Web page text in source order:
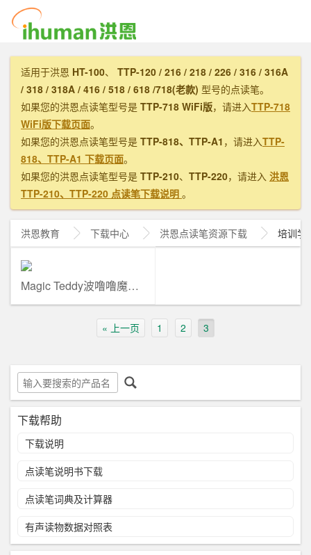
适用于洪恩 HT-100、 TTP-120 / 216 / 218 / 226 / 316 / 316A
/ 318 / 318A / 416 / 518 / 618 /718(老款) 型号的点读笔。
如果您的洪恩点读笔型号是 TTP-718 WiFi版，请进入TTP-718
WiFi版下载页面。
如果您的洪恩点读笔型号是 TTP-818、TTP-A1 ，请进入TTP-
818、TTP-A1 下载页面。
如果您的洪恩点读笔型号是 TTP-210、 TTP-220，请进入 洪恩
TTP-210、TTP-220 点读笔下载说明 。
洪恩教育 下载中心 洪恩点读笔资源下载 培训学
Magic Teddy波噜噜魔法绘本英语 Level 1~6
« 上一页 1 2 3
下载帮助
下载说明
点读笔说明书下载
点读笔词典及计算器
有声读物数据对照表